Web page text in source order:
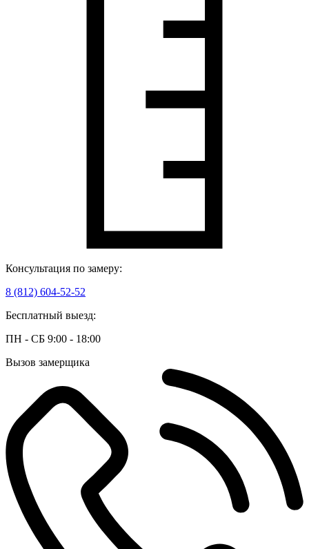
Консультация по замеру:
8 (812) 604-52-52
Бесплатный выезд:
ПН - СБ 9:00 - 18:00
Вызов замерщика